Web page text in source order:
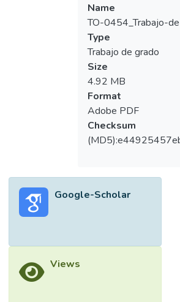
Name
TO-0454_Trabajo-
Type
Trabajo de grado
Size
4.92 MB
Format
Adobe PDF
Checksum
Google-Scholar
Views